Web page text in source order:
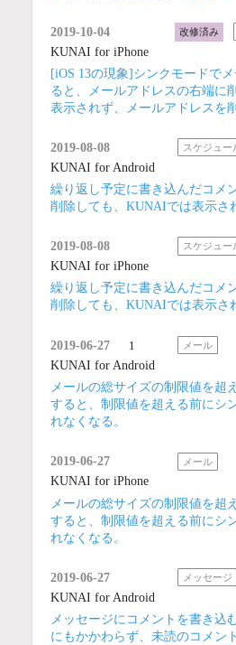
2019-10-04 改修済み
KUNAI for iPhone
[iOS 13の現象]シンクモードで
ると、メールアドレスの右端に
表示されず、メールアドレスを
2019-08-08 スケジュー
KUNAI for Android
繰り返し予定に書き込んだコメ
削除しても、KUNAIでは表示さ
2019-08-08 スケジュー
KUNAI for iPhone
繰り返し予定に書き込んだコメ
削除しても、KUNAIでは表示さ
2019-06-27 1 メール
KUNAI for Android
メールの総サイズの制限値を超
すると、制限値を超える前にシ
れなくなる。
2019-06-27 メール
KUNAI for iPhone
メールの総サイズの制限値を超
すると、制限値を超える前にシ
れなくなる。
2019-06-27 メッセージ
KUNAI for Android
メッセージにコメントを書き込
にもかかわらず、未読のコメン